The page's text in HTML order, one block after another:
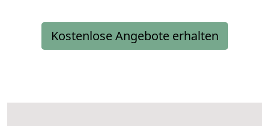
Kostenlose Angebote erhalten